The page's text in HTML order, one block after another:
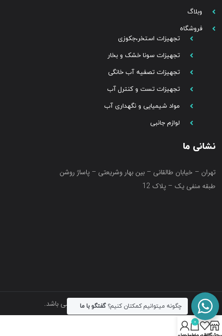
وبلاگ
فروشگاه
تجهیزات استخر،جکوزی
تجهیزات سونا خشک و بخار
تجهیزات تصفیه آب خانگی
تجهیزات تست و کنترل آب
مواد شیمیایی و نگهداری آب
لوازم جانبی
نشانی ما
تهران – خیابان طالقانی – بین بهار وشریعتی – پاساژ روشن
طبقه منفی یک – پلاک 12
تمامی حقوق متعلق به فروشگاه آکواتک می باشد.
چگونه میتوانیم کمکتان کنیم؟گفتگو با ما
0